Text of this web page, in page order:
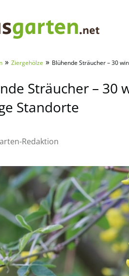
» Ziergehölze » Blühende Sträucher – 30
Sträucher – 30
Standorte
Redaktion